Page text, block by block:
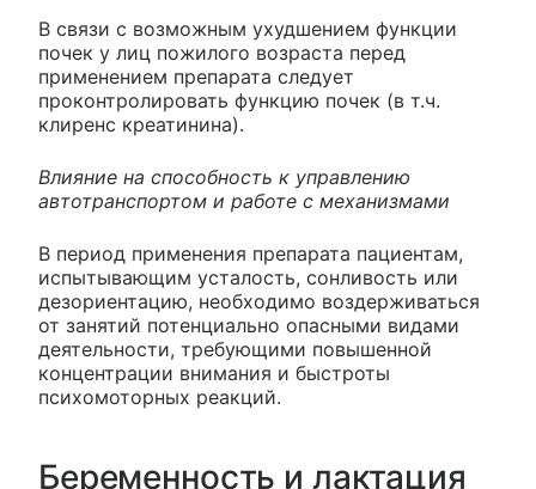
В связи с возможным ухудшением функции
почек у лиц пожилого возраста перед
применением препарата следует
проконтролировать функцию почек (в т.ч.
клиренс креатинина).
Влияние на способность к управлению
автотранспортом и работе с механизмами
В период применения препарата пациентам,
испытывающим усталость, сонливость или
дезориентацию, необходимо воздерживаться
от занятий потенциально опасными видами
деятельности, требующими повышенной
концентрации внимания и быстроты
психомоторных реакций.
Беременность и лактация